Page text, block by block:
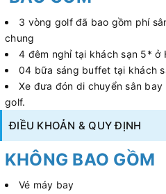
3 vòng golf đã bao gồm phí
chung
4 đêm nghỉ tại khách sạn 5* ở
04 bữa sáng buffet tại khách
Xe đưa đón di chuyển sân
golf.
ĐIỀU KHOẢN & QUY ĐỊNH
KHÔNG BAO GỒM
Vé máy bay